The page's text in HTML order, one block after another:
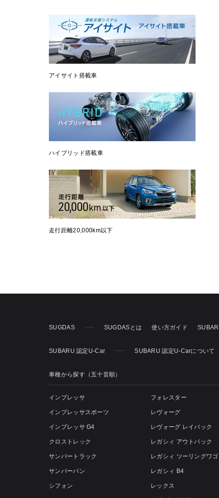
アイサイト搭載車
ハイブリッド搭載車
走行距離20,000km以下
SUGDAS SUGDASとは 使い方ガイド
SUBARU 認定U-Car SUBARU 認定U-Carについて
車種から探す（五十音順）
インプレッサ
インプレッサスポーツ
インプレッサ G4
クロストレック
サンバートラック
サンバーバン
シフォン
フォレスター
レヴォーグ
レヴォーグ レイバック
レガシィ アウトバック
レガシィ ツーリングワ
レガシィ B4
レックス